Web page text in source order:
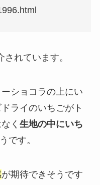
れています。
ショコラの上にい
ライのいちごがト
く 生地の中にいち
です。
が期待できそうです